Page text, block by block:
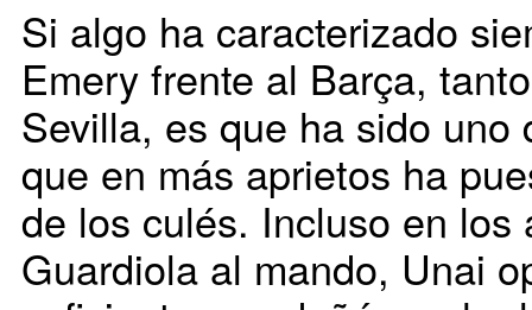
Si algo ha caracterizado
Emery frente al Barça,
Sevilla, es que ha sido uno
que en más aprietos ha
de los culés. Incluso en los
Guardiola al mando, Unai